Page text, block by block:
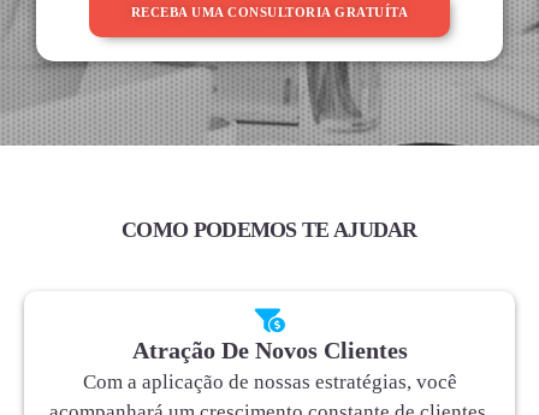
RECEBA UMA CONSULTORIA GRATUÍTA
COMO PODEMOS TE AJUDAR
Atração De Novos Clientes
Com a aplicação de nossas estratégias, você